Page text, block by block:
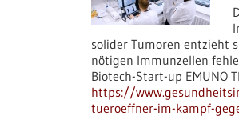
solider Tumoren entzieht
nötigen Immunzellen
Biotech-Start-up EMUNO
https://
tueroeffner-im-kampf-